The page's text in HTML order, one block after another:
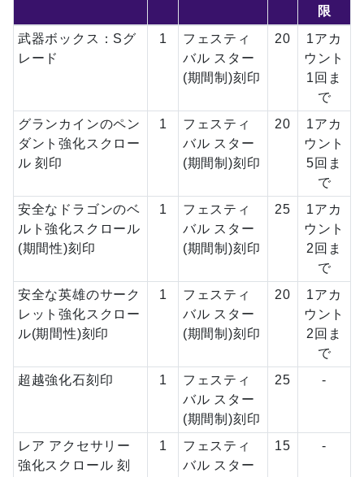
限
武器ボックス：Sグ
レード
1
フェスティ
バル スター
(期間制)刻印
20
1アカ
ウント
1回ま
で
グランカインのペン
ダント強化スクロー
ル 刻印
1
フェスティ
バル スター
(期間制)刻印
20
1アカ
ウント
5回ま
で
安全なドラゴンのベ
ルト強化スクロール
(期間性)刻印
1
フェスティ
バル スター
(期間制)刻印
25
1アカ
ウント
2回ま
で
安全な英雄のサーク
レット強化スクロー
ル(期間性)刻印
1
フェスティ
バル スター
(期間制)刻印
20
1アカ
ウント
2回ま
で
超越強化石刻印
1
フェスティ
バル スター
(期間制)刻印
25 -
レア アクセサリー
強化スクロール 刻
1
フェスティ
バル スター
15 -